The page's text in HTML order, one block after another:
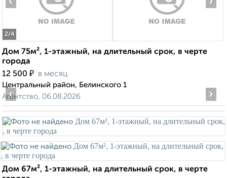
2/4
Дом 75м², 1-этажный, на длительный срок, в черте
города
12 500 ₽ в месяц
Центральный район, Белинского 1
Агентство, 06.08.2026
‹ ›
Дом 67м², 1-этажный, на длительный срок, в черте